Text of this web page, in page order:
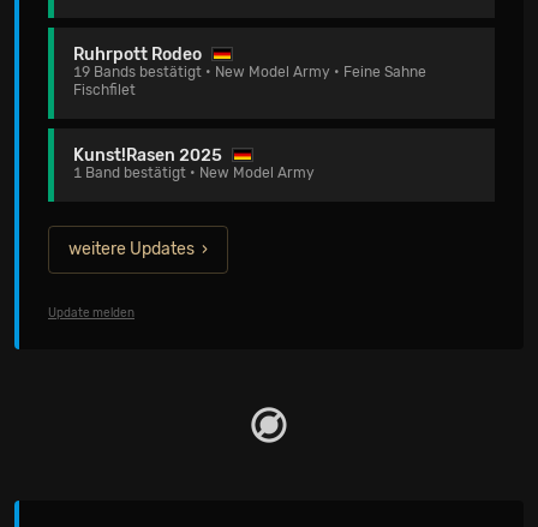
Ruhrpott Rodeo
19 Bands bestätigt • New Model Army • Feine Sahne
Fischfilet
Kunst!Rasen 2025
1 Band bestätigt • New Model Army
weitere Updates
Update melden